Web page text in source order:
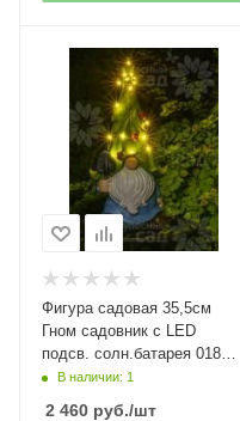
Фигура садовая 35,5см
Гном садовник с LED
подсв. солн.батарея 018
Чудесный Сад
В наличии: 1
2 460 руб./шт